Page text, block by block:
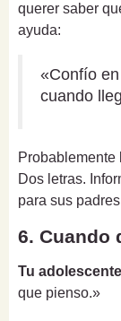
querer saber
ayuda:
«Confío
cuando
Probablemente
Dos letras.
para sus
6. Cuando
Tu
que pienso.»